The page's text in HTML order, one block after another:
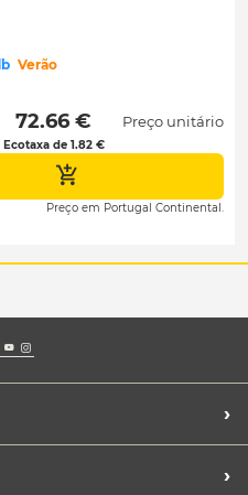
Verão
72.66 €
Ecotaxa de 1.82 €
Preço unitário
Preço em Portugal Continental.
›
›